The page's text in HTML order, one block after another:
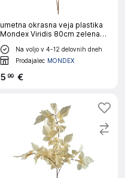
umetna okrasna veja plastika
Mondex Viridis 80cm zelena
1kos
Na voljo v 4-12 delovnih dneh
Prodajalec MONDEX
5 99 €